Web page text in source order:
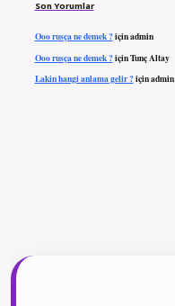
Son Yorumlar
Ooo rusça ne demek ?içinadmin
Ooo rusça ne demek ?içinTunç Altay
Lakin hangi anlama gelir ?içinadmin